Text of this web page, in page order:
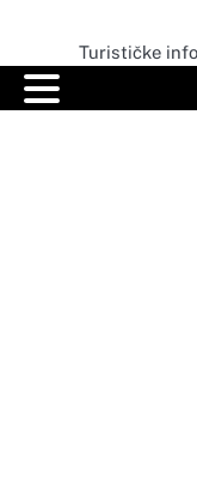
content
Turističke